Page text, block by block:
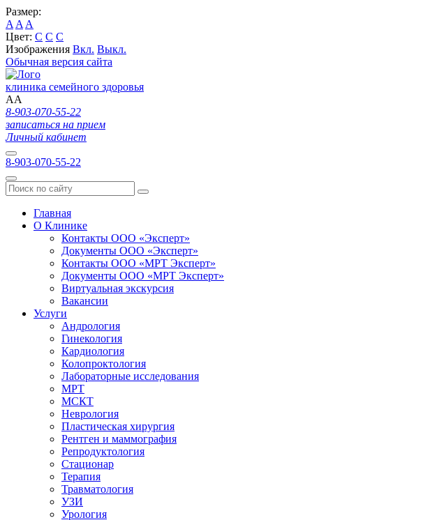
Размер:
A A A
Цвет: C C C
Изображения Вкл. Выкл.
Обычная версия сайта
клиника семейного здоровья
AA
8-903-070-55-22
записаться на прием
Личный кабинет
8-903-070-55-22
Главная
О Клинике
Контакты ООО «Эксперт»
Документы ООО «Эксперт»
Контакты ООО «МРТ Эксперт»
Документы ООО «МРТ Эксперт»
Виртуальная экскурсия
Вакансии
Услуги
Андрология
Гинекология
Кардиология
Колопроктология
Лабораторные исследования
МРТ
МСКТ
Неврология
Пластическая хирургия
Рентген и маммография
Репродуктология
Стационар
Терапия
Травматология
УЗИ
Урология